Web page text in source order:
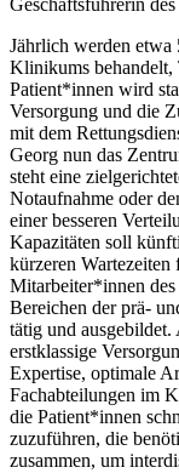
Geschäftsführerin
Jährlich werden etwa
Klinikums behandelt,
Patient*innen wird
Versorgung und die
mit dem
Georg nun das
steht eine
Notaufnahme oder
einer besseren
Kapazitäten soll
kürzeren
Mitarbeiter*innen
Bereichen der prä-
tätig und
erstklassige
Expertise, optimale
Fachabteilungen im
die Patient*innen
zuzuführen, die
zusammen, um